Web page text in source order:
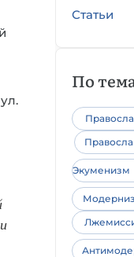
Статьи
По
Экуменизм